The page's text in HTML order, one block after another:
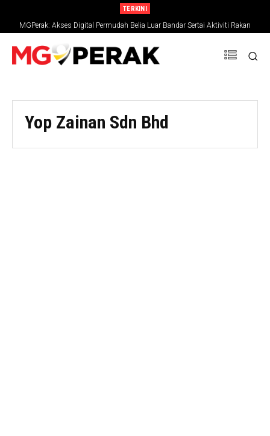
TERKINI
MGPerak: Akses Digital Permudah Belia Luar Bandar Sertai Aktiviti Rakan
Muda
Yop Zainan Sdn Bhd